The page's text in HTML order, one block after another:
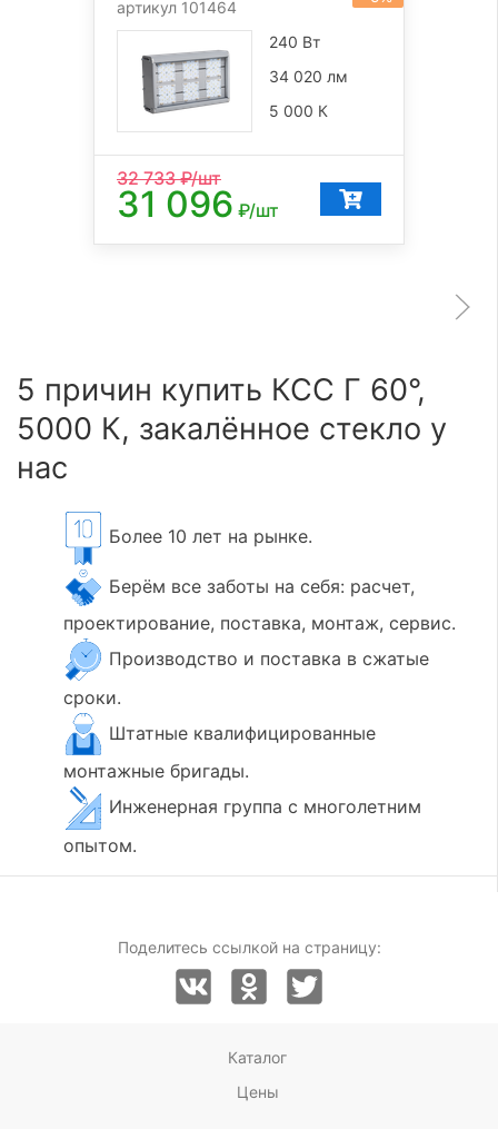
артикул 101464
240 Вт
34 020 лм
5 000 К
32 733₽/шт
31 096 ₽/шт
5 причин купить КСС Г 60°,
5000 К, закалённое стекло у
нас
Более 10 лет на рынке.
Берём все заботы на себя: расчет,
проектирование, поставка, монтаж, сервис.
Производство и поставка в сжатые
сроки.
Штатные квалифицированные
монтажные бригады.
Инженерная группа с многолетним
опытом.
Поделитесь ссылкой на страницу:
Каталог
Цены